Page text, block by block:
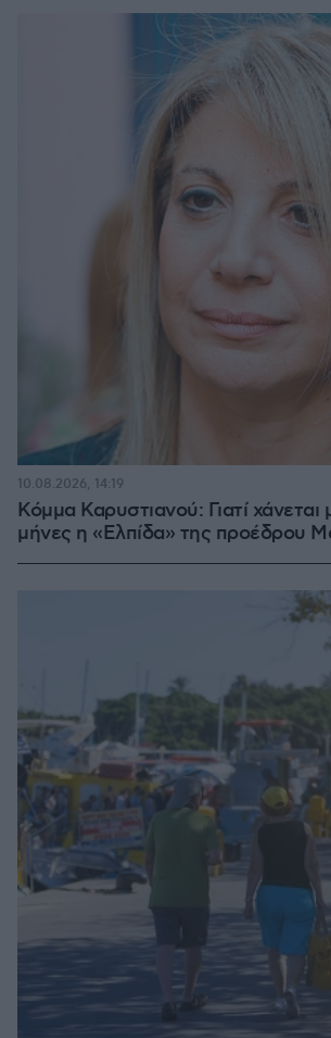
Κόμμα Καρυστιανού: Γιατί
μήνες η «Ελπίδα» της προέδρου
10.08.2026, 14:19